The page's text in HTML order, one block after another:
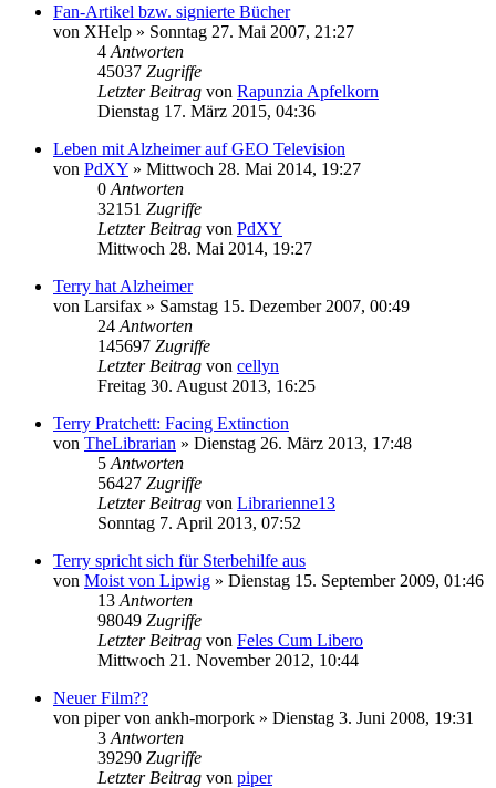
Fan-Artikel bzw. signierte Bücher
von XHelp » Sonntag 27. Mai 2007, 21:27
4 Antworten
45037 Zugriffe
Letzter Beitrag von Rapunzia Apfelkorn
Dienstag 17. März 2015, 04:36
Leben mit Alzheimer auf GEO Television
von PdXY » Mittwoch 28. Mai 2014, 19:27
0 Antworten
32151 Zugriffe
Letzter Beitrag von PdXY
Mittwoch 28. Mai 2014, 19:27
Terry hat Alzheimer
von Larsifax » Samstag 15. Dezember 2007, 00:49
24 Antworten
145697 Zugriffe
Letzter Beitrag von cellyn
Freitag 30. August 2013, 16:25
Terry Pratchett: Facing Extinction
von TheLibrarian » Dienstag 26. März 2013, 17:48
5 Antworten
56427 Zugriffe
Letzter Beitrag von Librarienne13
Sonntag 7. April 2013, 07:52
Terry spricht sich für Sterbehilfe aus
von Moist von Lipwig » Dienstag 15. September 2009, 01:46
13 Antworten
98049 Zugriffe
Letzter Beitrag von Feles Cum Libero
Mittwoch 21. November 2012, 10:44
Neuer Film??
von piper von ankh-morpork » Dienstag 3. Juni 2008, 19:31
3 Antworten
39290 Zugriffe
Letzter Beitrag von piper